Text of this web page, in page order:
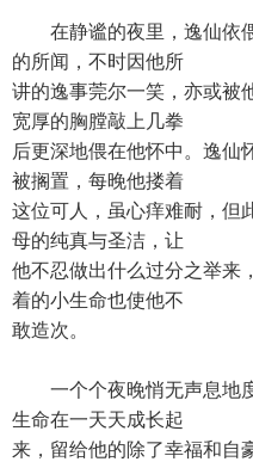
在静谧的夜里，逸仙依偎
的所闻，不时因他所
讲的逸事莞尔一笑，亦或被
宽厚的胸膛敲上几拳
后更深地偎在他怀中。逸仙
被搁置，每晚他搂着
这位可人，虽心痒难耐，但
母的纯真与圣洁，让
他不忍做出什么过分之举来
着的小生命也使他不
敢造次。
一个个夜晚悄无声息地
生命在一天天成长起
来，留给他的除了幸福和自